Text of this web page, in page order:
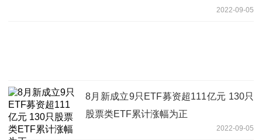
2022-09-05
8月新成立9只ETF募资超111亿元 130只
股票类ETF累计涨幅为正
2022-09-05